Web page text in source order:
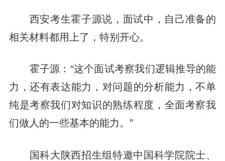
西安考生霍子源说，面试中，自己准备的
相关材料都用上了，特别开心。
霍子源：“这个面试考察我们逻辑推导的能
力，还有表达能力，对问题的分析能力，不单
纯是考察我们对知识的熟练程度，全面考察我
们做人的一些基本的能力。”
国科大陕西招生组特邀中国科学院院士、